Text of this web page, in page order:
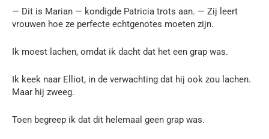
— Dit is Marian — kondigde Patricia trots aan. — Zij leert
vrouwen hoe ze perfecte echtgenotes moeten zijn.
Ik moest lachen, omdat ik dacht dat het een grap was.
Ik keek naar Elliot, in de verwachting dat hij ook zou lachen.
Maar hij zweeg.
Toen begreep ik dat dit helemaal geen grap was.